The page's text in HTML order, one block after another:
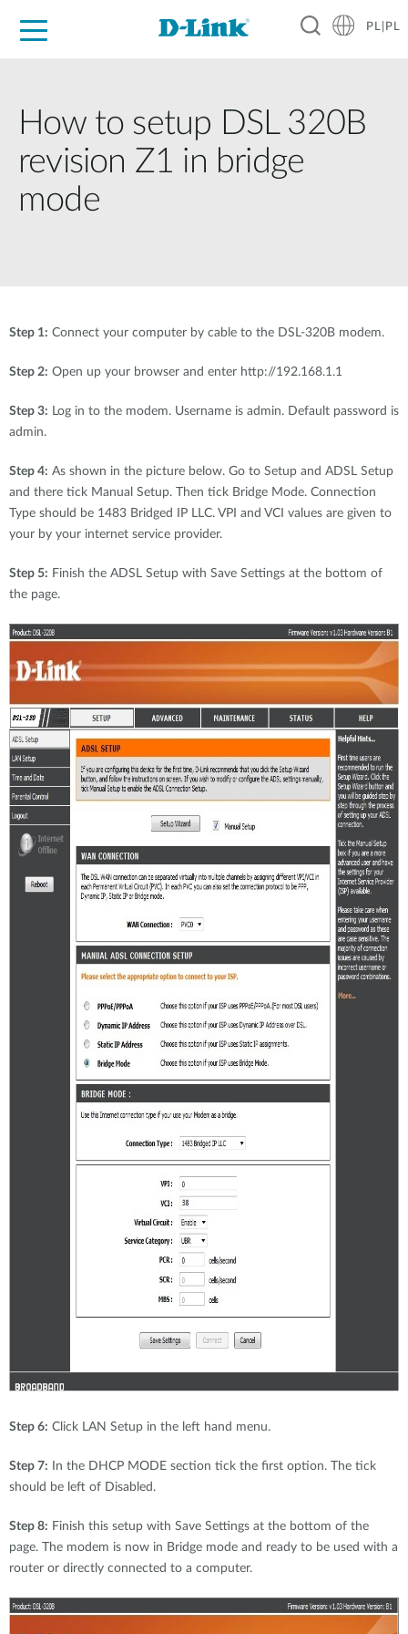
PL|PL
How to setup DSL 320B
revision Z1 in bridge
mode
Step 1: Connect your computer by cable to the DSL-320B modem.
Step 2: Open up your browser and enter http://192.168.1.1
Step 3: Log in to the modem. Username is admin. Default password is
admin.
Step 4: As shown in the picture below. Go to Setup and ADSL Setup
and there tick Manual Setup. Then tick Bridge Mode. Connection
Type should be 1483 Bridged IP LLC. VPI and VCI values are given to
your by your internet service provider.
Step 5: Finish the ADSL Setup with Save Settings at the bottom of
the page.
Step 6: Click LAN Setup in the left hand menu.
Step 7: In the DHCP MODE section tick the first option. The tick
should be left of Disabled.
Step 8: Finish this setup with Save Settings at the bottom of the
page. The modem is now in Bridge mode and ready to be used with a
router or directly connected to a computer.